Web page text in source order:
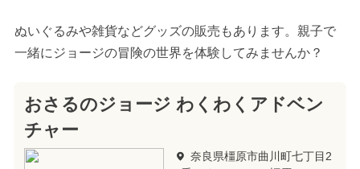
ぬいぐるみや雑貨などグッズの販売もあります。親子で
一緒にジョージの冒険の世界を体験してみませんか？
おさるのジョージ わくわくアドベン
チャー
奈良県橿原市曲川町七丁目2